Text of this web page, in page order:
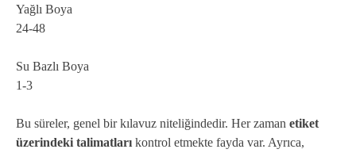
Yağlı Boya
24-48
Su Bazlı Boya
1-3
Bu süreler, genel bir kılavuz niteliğindedir. Her zaman etiket
üzerindeki talimatları kontrol etmekte fayda var. Ayrıca,